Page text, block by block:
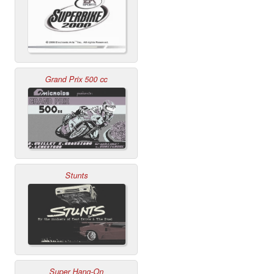
Grand Prix 500 cc
Stunts
Super Hang-On